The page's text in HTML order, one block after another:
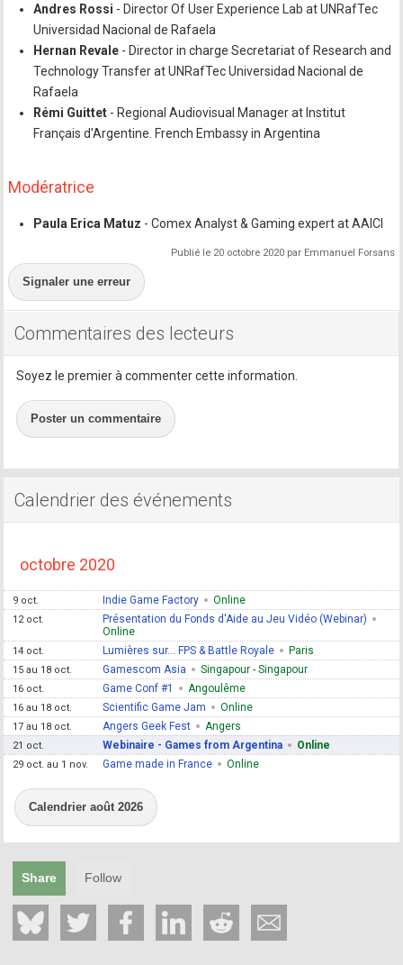
Andres Rossi - Director Of User Experience Lab at UNRafTec
Universidad Nacional de Rafaela
Hernan Revale - Director in charge Secretariat of Research and
Technology Transfer at UNRafTec Universidad Nacional de
Rafaela
Rémi Guittet - Regional Audiovisual Manager at Institut
Français d'Argentine. French Embassy in Argentina
Modératrice
Paula Erica Matuz - Comex Analyst & Gaming expert at AAICI
Publié le 20 octobre 2020 par Emmanuel Forsans
Signaler une erreur
Commentaires des lecteurs
Soyez le premier à commenter cette information.
Poster un commentaire
Calendrier des événements
octobre 2020
9 oct. Indie Game Factory Online
12 oct.
Présentation du Fonds d'Aide au Jeu Vidéo (Webinar)
Online
14 oct. Lumières sur... FPS & Battle Royale Paris
15 au 18 oct. Gamescom Asia Singapour - Singapour
16 oct. Game Conf #1 Angoulême
16 au 18 oct. Scientific Game Jam Online
17 au 18 oct. Angers Geek Fest Angers
21 oct. Webinaire - Games from Argentina Online
29 oct. au 1 nov. Game made in France Online
Calendrier août 2026
Share Follow